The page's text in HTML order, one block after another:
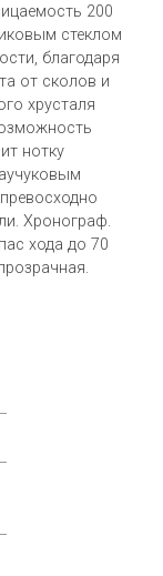
200
стеклом
благодаря
от сколов и
хрусталя
нотку
Хронограф.
хода до 70